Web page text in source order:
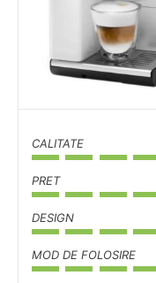
CALITATE
PRET
DESIGN
MOD DE FOLOSIRE